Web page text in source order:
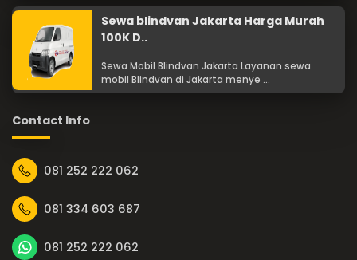
Sewa blindvan Jakarta Harga Murah
100K D..
Sewa Mobil Blindvan Jakarta Layanan sewa
mobil Blindvan di Jakarta menye ...
Contact Info
081 252 222 062
081 334 603 687
081 252 222 062